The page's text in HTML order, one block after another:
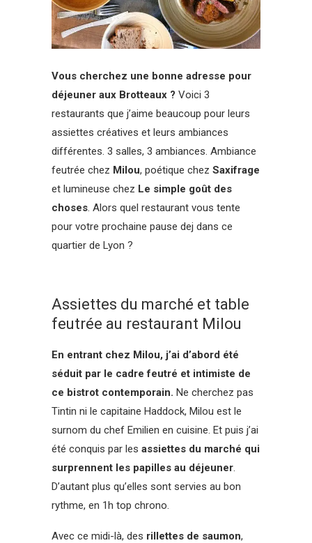
Vous cherchez une bonne adresse pour
déjeuner aux Brotteaux ? Voici 3
restaurants que j’aime beaucoup pour leurs
assiettes créatives et leurs ambiances
différentes. 3 salles, 3 ambiances. Ambiance
feutrée chez Milou, poétique chez Saxifrage
et lumineuse chez Le simple goût des
choses. Alors quel restaurant vous tente
pour votre prochaine pause dej dans ce
quartier de Lyon ?
Assiettes du marché et table
feutrée au restaurant Milou
En entrant chez Milou, j’ai d’abord été
séduit par le cadre feutré et intimiste de
ce bistrot contemporain. Ne cherchez pas
Tintin ni le capitaine Haddock, Milou est le
surnom du chef Emilien en cuisine. Et puis j’ai
été conquis par les assiettes du marché qui
surprennent les papilles au déjeuner.
D’autant plus qu’elles sont servies au bon
rythme, en 1h top chrono.
Avec ce midi-là, des rillettes de saumon,